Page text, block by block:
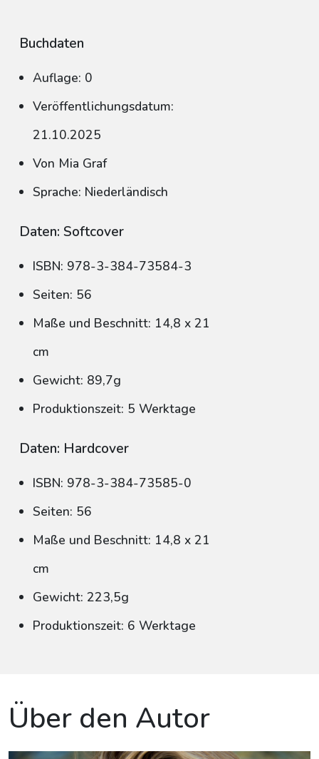
Buchdaten
Auflage: 0
Veröffentlichungsdatum:
21.10.2025
Von Mia Graf
Sprache: Niederländisch
Daten: Softcover
ISBN: 978-3-384-73584-3
Seiten: 56
Maße und Beschnitt: 14,8 x 21
cm
Gewicht: 89,7g
Produktionszeit: 5 Werktage
Daten: Hardcover
ISBN: 978-3-384-73585-0
Seiten: 56
Maße und Beschnitt: 14,8 x 21
cm
Gewicht: 223,5g
Produktionszeit: 6 Werktage
Über den Autor